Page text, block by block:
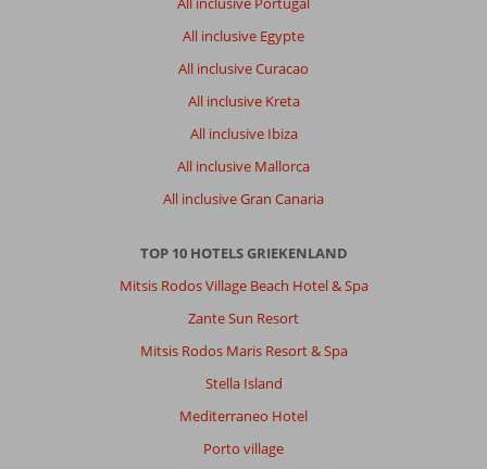
All inclusive Egypte
All inclusive Curacao
All inclusive Kreta
All inclusive Ibiza
All inclusive Mallorca
All inclusive Gran Canaria
TOP 10 HOTELS GRIEKENLAND
Mitsis Rodos Village Beach Hotel & Spa
Zante Sun Resort
Mitsis Rodos Maris Resort & Spa
Stella Island
Mediterraneo Hotel
Porto village